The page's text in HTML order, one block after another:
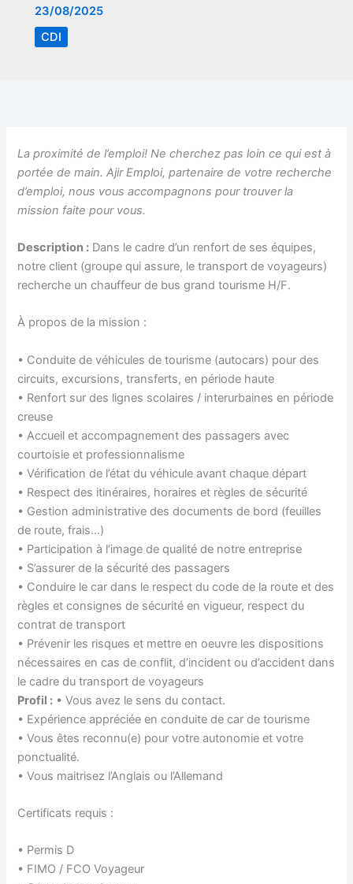
23/08/2025
CDI
La proximité de l’emploi! Ne cherchez pas loin ce qui est à
portée de main. Ajir Emploi, partenaire de votre recherche
d’emploi, nous vous accompagnons pour trouver la
mission faite pour vous.
Description : Dans le cadre d’un renfort de ses équipes,
notre client (groupe qui assure, le transport de voyageurs)
recherche un chauffeur de bus grand tourisme H/F.
À propos de la mission :
• Conduite de véhicules de tourisme (autocars) pour des
circuits, excursions, transferts, en période haute
• Renfort sur des lignes scolaires / interurbaines en période
creuse
• Accueil et accompagnement des passagers avec
courtoisie et professionnalisme
• Vérification de l’état du véhicule avant chaque départ
• Respect des itinéraires, horaires et règles de sécurité
• Gestion administrative des documents de bord (feuilles
de route, frais…)
• Participation à l’image de qualité de notre entreprise
• S’assurer de la sécurité des passagers
• Conduire le car dans le respect du code de la route et des
règles et consignes de sécurité en vigueur, respect du
contrat de transport
• Prévenir les risques et mettre en oeuvre les dispositions
nécessaires en cas de conflit, d’incident ou d’accident dans
le cadre du transport de voyageurs
Profil : • Vous avez le sens du contact.
• Expérience appréciée en conduite de car de tourisme
• Vous êtes reconnu(e) pour votre autonomie et votre
ponctualité.
• Vous maitrisez l’Anglais ou l’Allemand
Certificats requis :
• Permis D
• FIMO / FCO Voyageur